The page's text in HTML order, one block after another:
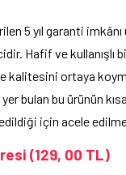
5 yıl garanti imkânı
Hafif ve kullanışlı
kalitesini ortaya
bulan bu ürünün
için acele
(129, 00 TL)